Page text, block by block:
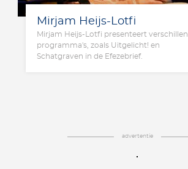
Mirjam Heijs-Lotfi
Mirjam Heijs-Lotfi presenteert
programma's, zoals Uitgelicht! en
Schatgraven in de Efezebrief.
advertentie